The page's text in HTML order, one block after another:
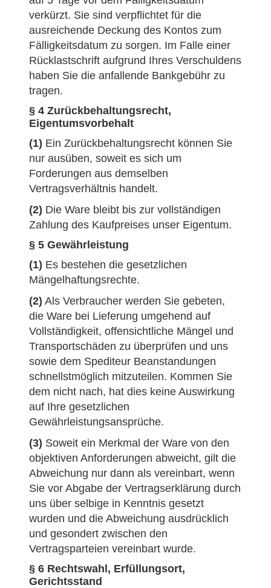
verkürzt. Sie sind verpflichtet für die
ausreichende Deckung des Kontos zum
Fälligkeitsdatum zu sorgen. Im Falle einer
Rücklastschrift aufgrund Ihres Verschuldens
haben Sie die anfallende Bankgebühr zu
tragen.
§ 4 Zurückbehaltungsrecht,
Eigentumsvorbehalt
(1) Ein Zurückbehaltungsrecht können Sie
nur ausüben, soweit es sich um
Forderungen aus demselben
Vertragsverhältnis handelt.
(2) Die Ware bleibt bis zur vollständigen
Zahlung des Kaufpreises unser Eigentum.
§ 5 Gewährleistung
(1) Es bestehen die gesetzlichen
Mängelhaftungsrechte.
(2) Als Verbraucher werden Sie gebeten,
die Ware bei Lieferung umgehend auf
Vollständigkeit, offensichtliche Mängel und
Transportschäden zu überprüfen und uns
sowie dem Spediteur Beanstandungen
schnellstmöglich mitzuteilen. Kommen Sie
dem nicht nach, hat dies keine Auswirkung
auf Ihre gesetzlichen
Gewährleistungsansprüche.
(3) Soweit ein Merkmal der Ware von den
objektiven Anforderungen abweicht, gilt die
Abweichung nur dann als vereinbart, wenn
Sie vor Abgabe der Vertragserklärung durch
uns über selbige in Kenntnis gesetzt
wurden und die Abweichung ausdrücklich
und gesondert zwischen den
Vertragsparteien vereinbart wurde.
§ 6 Rechtswahl, Erfüllungsort,
Gerichtsstand